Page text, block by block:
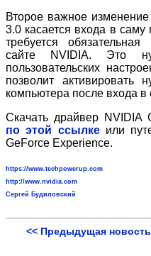
Второе важное
3.0 касается входа в саму
требуется
сайте NVIDIA. Это
пользовательских
позволит
компьютера после входа в
Скачать драйвер NVIDIA
по этой ссылкеили
GeForce Experience.
https://www.techpowerup.com
http://www.nvidia.com
Сергей Будиловский
<< Предыдущая новость